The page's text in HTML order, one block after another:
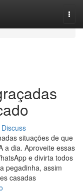
Discuss
situações de que
a dia. Aproveite essas
e divirta todos
pegadinha, assim
casadas